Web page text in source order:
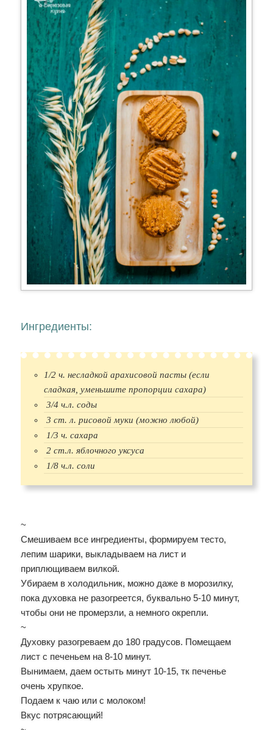
Ингредиенты:
1/2 ч. несладкой арахисовой пасты (если
сладкая, уменьшите пропорции сахара)
3/4 ч.л. соды
3 ст. л. рисовой муки (можно любой)
1/3 ч. сахара
2 ст.л. яблочного уксуса
1/8 ч.л. соли
~
Смешиваем все ингредиенты, формируем тесто,
лепим шарики, выкладываем на лист и
приплющиваем вилкой.
Убираем в холодильник, можно даже в морозилку,
пока духовка не разогреется, буквально 5-10 минут,
чтобы они не промерзли, а немного окрепли.
~
Духовку разогреваем до 180 градусов. Помещаем
лист с печеньем на 8-10 минут.
Вынимаем, даем остыть минут 10-15, тк печенье
очень хрупкое.
Подаем к чаю или с молоком!
Вкус потрясающий!